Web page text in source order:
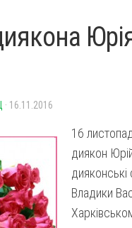
· 16.11.2016
16
диякон
Владики